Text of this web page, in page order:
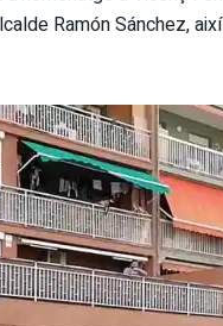
Ramón Sánchez,